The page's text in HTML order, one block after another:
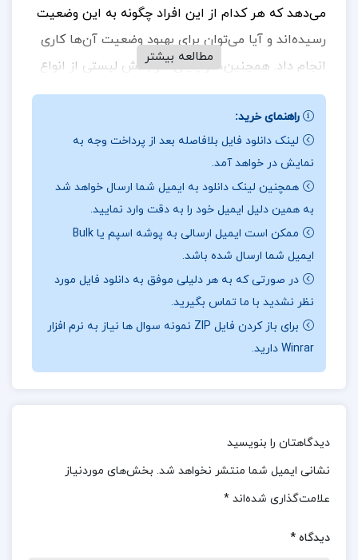
می‌دهد که هر کدام از این افراد چگونه به این وضعیت
رسیده‌اند و آیا می‌توان برای بهبود وضعیت آن‌ها کاری
انجام داد. همچنین، در پایان هر بخش لیستی از انواع
بیشعوران وجود دارد که به شناخت بهتر این افراد در
جامعه کمک می‌کند.
کدهرا دنبال کنید.
درباره نویسنده کتاب بی شعوری تا همیشه اسحاق
می‌توانم یک خلاصه از موضوعات اصلی و
ویژگی‌های برجسته این کتاب را برایتان بیان کنم.
موضوعات اصلی کتاب: انواع بیشعوری: نویسنده به
بررسی و تحلیل انواع مختلف بیشعوری مانند بیشعور
قلدر، بیشعور دانای کل، بیشعور لزج و … می‌پردازد و
توضیح می‌دهد که چگونه این رفتارها شکل می‌گیرند.
نشانه‌های بیشعوری: کتاب به بررسی نشانه‌ها و علائم
راهکارهای مختلفی را پیشنهاد می‌دهد. ویژگی‌های
برجسته کتاب: نگارش ساده و قابل فهم: مطالب کتاب
مطالعه بیشتر
راهنمای خرید:
لینک دانلود فایل بلافاصله بعد از پرداخت وجه به
نمایش در خواهد آمد.
همچنین لینک دانلود به ایمیل شما ارسال خواهد شد
به همین دلیل ایمیل خود را به دقت وارد نمایید.
ممکن است ایمیل ارسالی به پوشه اسپم یا Bulk
ایمیل شما ارسال شده باشد.
در صورتی که به هر دلیلی موفق به دانلود فایل مورد
نظر نشدید با ما تماس بگیرید.
برای باز کردن فایل ZIP نمونه سوال ها نیاز به نرم افزار
Winrar دارید.
دیدگاهتان را بنویسید
نشانی ایمیل شما منتشر نخواهد شد. بخش‌های موردنیاز
علامت‌گذاری شده‌اند *
دیدگاه *